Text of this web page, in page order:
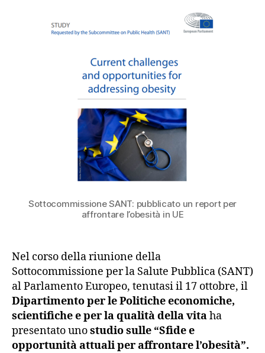
Sottocommissione SANT: pubblicato un report per
affrontare l’obesità in UE
Nel corso della riunione della
Sottocommissione per la Salute Pubblica (SANT)
al Parlamento Europeo, tenutasi il 17 ottobre, il
Dipartimento per le Politiche economiche,
scientifiche e per la qualità della vitaha
presentato unostudio sulle “Sfide e
opportunità attuali per affrontare l’obesità”.